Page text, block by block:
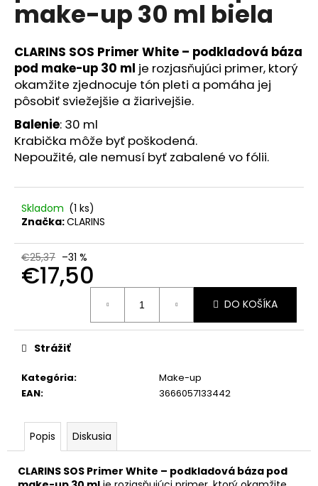
make-up 30 ml biela
CLARINS SOS Primer White – podkladová báza
pod make-up 30 ml je rozjasňujúci primer, ktorý
okamžite zjednocuje tón pleti a pomáha jej
pôsobiť sviežejšie a žiarivejšie.
Balenie: 30 ml
Krabička môže byť poškodená.
Nepoužité, ale nemusí byť zabalené vo fólii.
Skladom (1 ks)
Značka:CLARINS
€25,37 –31 %
€17,50
DO KOŠÍKA
Kategória:
Make-up
EAN: 3666057133442
Strážiť
Popis Diskusia
CLARINS SOS Primer White – podkladová báza pod
a
e
VENIRA
VLASY,
NECHTY
A
PLEŤ
VO
FORME
PRÍCHUŤ
120
TABLIET
€2
Pôvodne:
€20